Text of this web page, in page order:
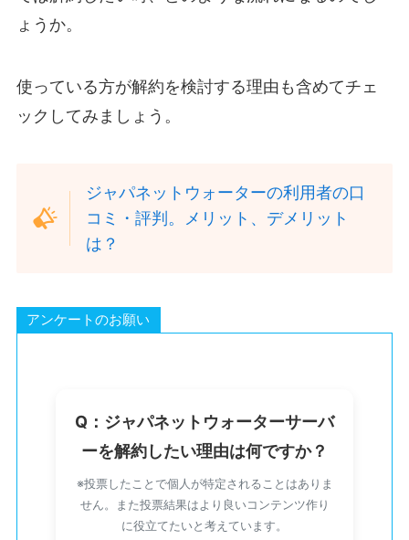
ょうか。
使っている方が解約を検討する理由も含めてチェ
ックしてみましょう。
ジャパネットウォーターの利用者の口
コミ・評判。メリット、デメリット
は？
アンケートのお願い
Q：ジャパネットウォーターサーバ
ーを解約したい理由は何ですか？
※投票したことで個人が特定されることはありま
せん。また投票結果はより良いコンテンツ作り
に役立てたいと考えています。